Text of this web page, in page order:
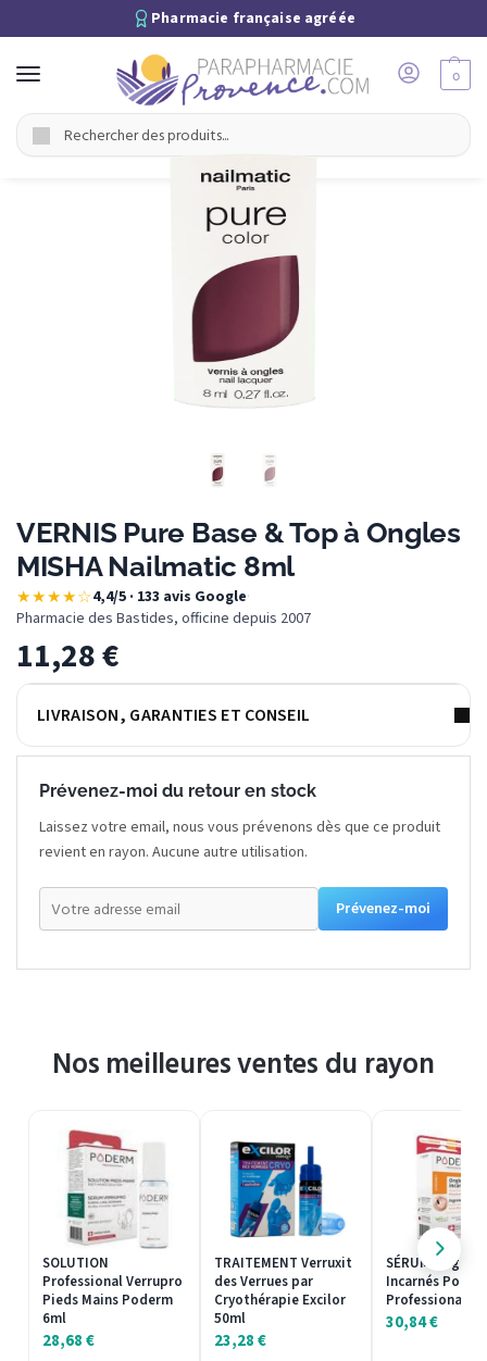
Pharmacie française agréée
0
VERNIS Pure Base & Top à Ongles
MISHA Nailmatic 8ml
★★★★☆4,4/5 · 133 avis Google·
Pharmacie des Bastides, officine depuis 2007
11,28€
LIVRAISON, GARANTIES ET CONSEIL
Prévenez-moi du retour en stock
Laissez votre email, nous vous prévenons dès que ce produit
revient en rayon. Aucune autre utilisation.
Prévenez-moi
Nos meilleures ventes du rayon
SOLUTION
Professional Verrupro
Pieds Mains Poderm
6ml
28,68€
TRAITEMENT Verruxit
des Verrues par
Cryothérapie Excilor
50ml
23,28€
SÉRUM Ongles
Incarnés
Professional 8
30,84€